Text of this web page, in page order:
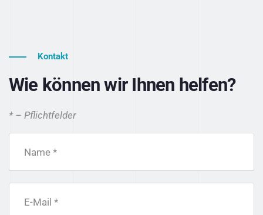
Kontakt
Wie können wir Ihnen helfen?
* – Pflichtfelder
Name *
E-Mail *